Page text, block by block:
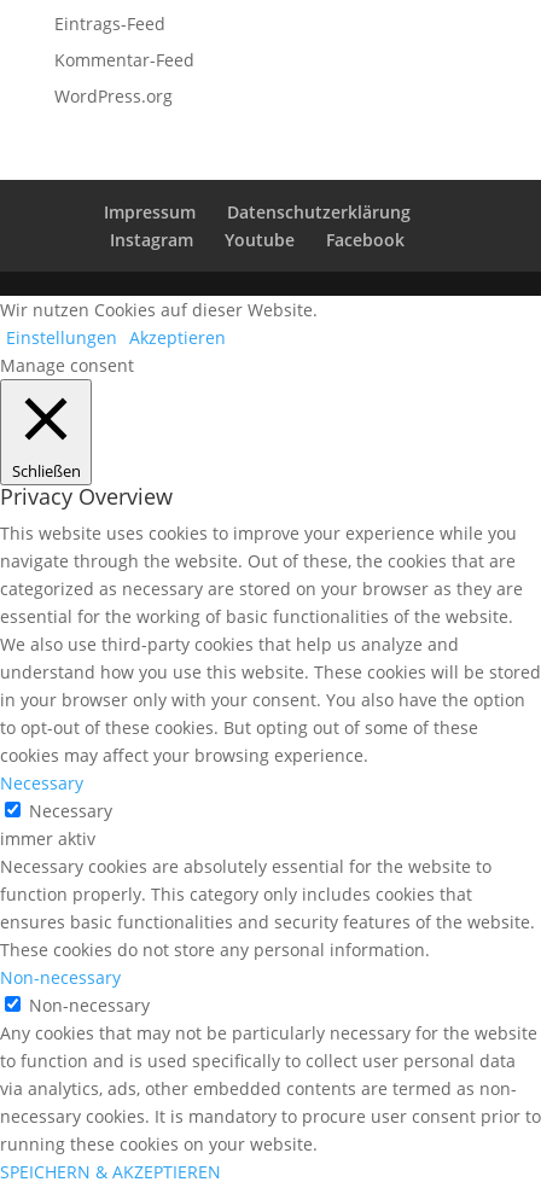
Eintrags-Feed
Kommentar-Feed
WordPress.org
Impressum
Datenschutzerklärung
Instagram
Youtube Facebook
Wir nutzen Cookies auf dieser Website.
Einstellungen Akzeptieren
Manage consent
Schließen
Privacy Overview
This website uses cookies to improve your experience while you
navigate through the website. Out of these, the cookies that are
categorized as necessary are stored on your browser as they are
essential for the working of basic functionalities of the website.
We also use third-party cookies that help us analyze and
understand how you use this website. These cookies will be stored
in your browser only with your consent. You also have the option
to opt-out of these cookies. But opting out of some of these
cookies may affect your browsing experience.
Necessary
Necessary
immer aktiv
Necessary cookies are absolutely essential for the website to
function properly. This category only includes cookies that
ensures basic functionalities and security features of the website.
These cookies do not store any personal information.
Non-necessary
Non-necessary
Any cookies that may not be particularly necessary for the website
to function and is used specifically to collect user personal data
via analytics, ads, other embedded contents are termed as non-
necessary cookies. It is mandatory to procure user consent prior to
running these cookies on your website.
SPEICHERN & AKZEPTIEREN